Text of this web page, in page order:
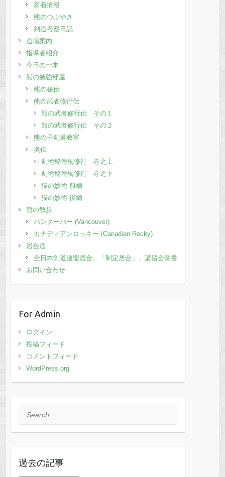
新着情報
熊のつぶやき
剣道考察日記
道場案内
指導者紹介
今日の一本
熊の勉強部屋
熊の秘伝
熊の武者修行伝
熊の武者修行伝 その１
熊の武者修行伝 その２
熊の子剣道教室
奥伝
剣術秘傳獨修行 巻之上
剣術秘傳獨修行 巻之下
猫の妙術 前編
猫の妙術 後編
熊の散歩
バンクーバー (Vancouver)
カナディアンロッキー (Canadian Rocky)
居合道
全日本剣道連盟居合。「制定居合」、講習会覚書
お問い合わせ
For Admin
ログイン
投稿フィード
コメントフィード
WordPress.org
Search
過去の記事